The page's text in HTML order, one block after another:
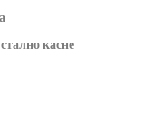
касне